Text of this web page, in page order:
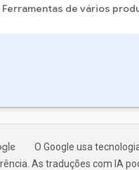
Ferramentas de vários
O Google usa
As traduções com IA